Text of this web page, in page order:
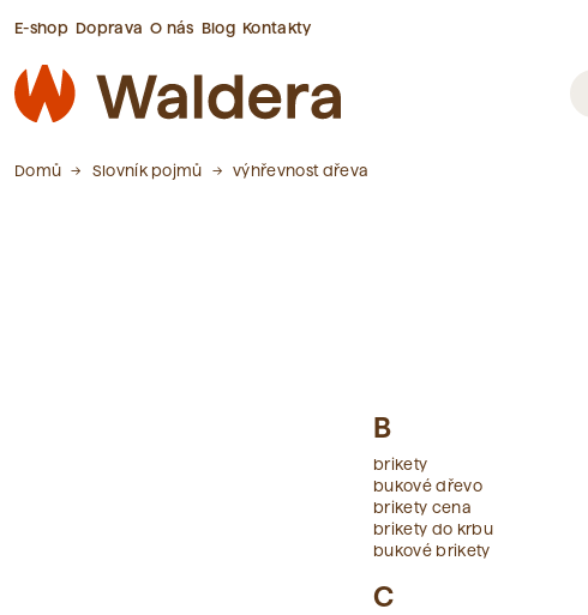
E-shop Doprava O nás Blog Kontakty
Domů Slovník pojmů výhřevnost dřeva
B
brikety
bukové dřevo
brikety cena
brikety do krbu
bukové brikety
C